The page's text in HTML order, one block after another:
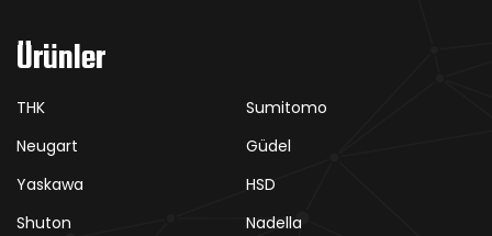
Ürünler
THK
Sumitomo
Neugart
Güdel
Yaskawa
HSD
Shuton
Nadella